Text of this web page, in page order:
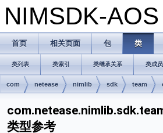
NIMSDK-AOS
首页 相关页面 包 类
类列表 类索引 类继承关系 类成员
com netease nimlib sdk team
类型参考